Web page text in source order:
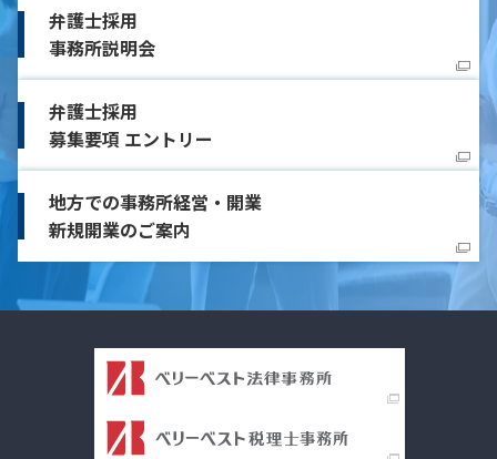
弁護士採用
事務所説明会
弁護士採用
募集要項 エントリー
地方での事務所経営・開業
新規開業のご案内